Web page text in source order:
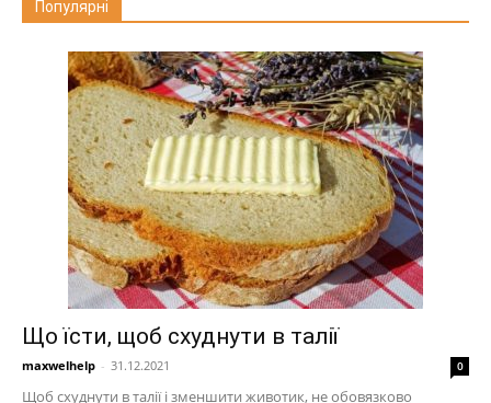
Популярні
Що їсти, щоб схуднути в талії
maxwelhelp - 31.12.2021 0
Щоб схуднути в талії і зменшити животик, не обовязково